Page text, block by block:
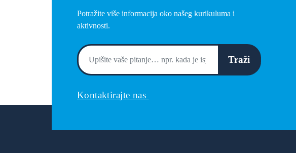
Potražite više informacija oko našeg kurikuluma i
aktivnosti.
Traži
Kontaktirajte nas